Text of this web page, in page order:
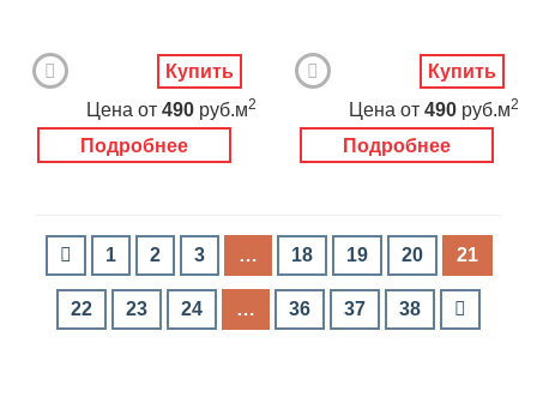
Подробнее
Цена от 490 руб.м2
Купить
Подробнее
Цена от 490 руб.м2
Купить
1 2 3 … 18 19 20 21
22 23 24 … 36 37 38